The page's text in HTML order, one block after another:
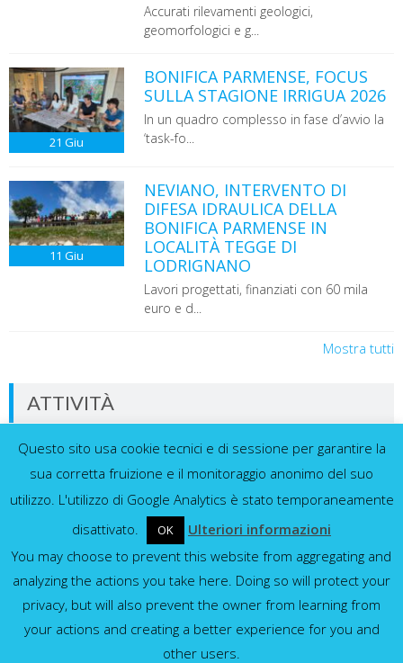
Accurati rilevamenti geologici,
geomorfologici e g...
21 Giu
BONIFICA PARMENSE, FOCUS
SULLA STAGIONE IRRIGUA 2026
In un quadro complesso in fase d’avvio la
‘task-fo...
11 Giu
NEVIANO, INTERVENTO DI
DIFESA IDRAULICA DELLA
BONIFICA PARMENSE IN
LOCALITÀ TEGGE DI
LODRIGNANO
Lavori progettati, finanziati con 60 mila
euro e d...
Mostra tutti
ATTIVITÀ
Dati in tempo reale dalla nostra rete di
sensori
Idrometri e pluviometri
Mostra tutti
Questo sito usa cookie tecnici e di sessione per garantire la
sua corretta fruizione e il monitoraggio anonimo del suo
utilizzo. L'utilizzo di Google Analytics è stato temporaneamente
disattivato.
OK
Ulteriori informazioni
You may choose to prevent this website from aggregating and
analyzing the actions you take here. Doing so will protect your
privacy, but will also prevent the owner from learning from
your actions and creating a better experience for you and
other users.